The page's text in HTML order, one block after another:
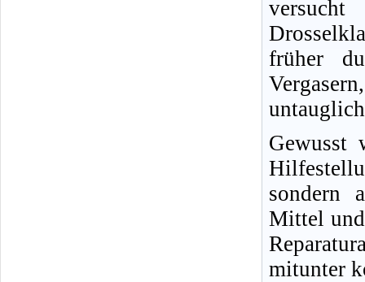
früher
Gewusst
sondern
Mittel und
mitunter